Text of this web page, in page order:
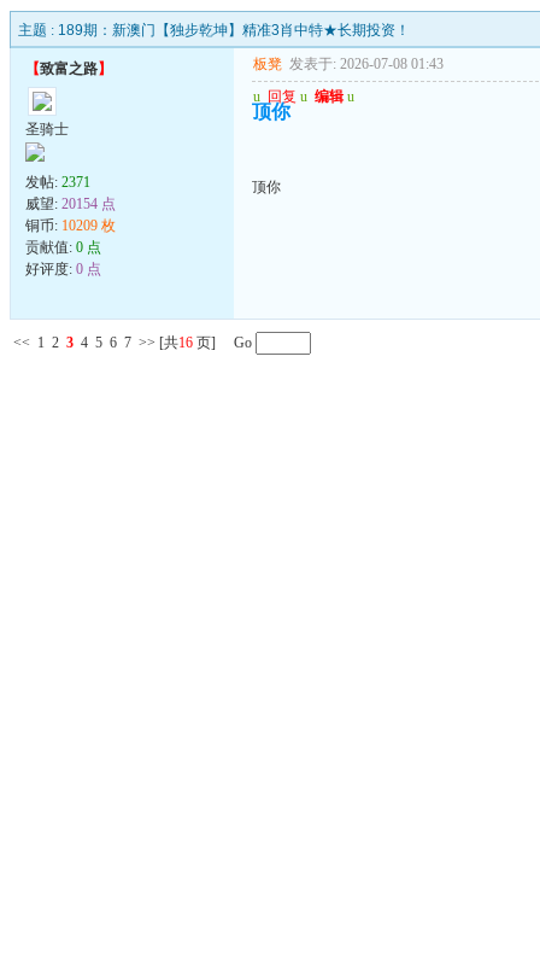
主题 : 189期：新澳门【独步乾坤】精准3肖中特★长期投资！
【致富之路】
圣骑士
发帖: 2371
威望: 20154 点
铜币: 10209 枚
贡献值: 0 点
好评度: 0 点
板凳 发表于: 2026-07-08 01:43
u 回复 u 编辑 u
顶你
顶你
<< 1 2 3 4 5 6 7 >> [共16 页] Go